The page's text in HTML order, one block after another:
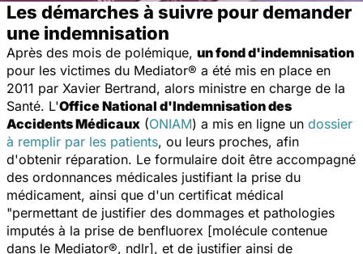
Les démarches à suivre pour demander
une indemnisation
Après des mois de polémique, un fond d'indemnisation
pour les victimes du Mediator® a été mis en place en
2011 par Xavier Bertrand, alors ministre en charge de la
Santé. L'Office National d'Indemnisation des
Accidents Médicaux (ONIAM) a mis en ligne un dossier
à remplir par les patients, ou leurs proches, afin
d'obtenir réparation. Le formulaire doit être accompagné
des ordonnances médicales justifiant la prise du
médicament, ainsi que d'un certificat médical
"permettant de justifier des dommages et pathologies
imputés à la prise de benfluorex [molécule contenue
dans le Mediator®, ndlr], et de justifier ainsi de